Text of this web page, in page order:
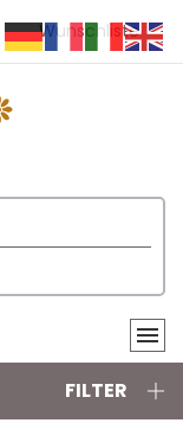
Wunschliste
FILTER